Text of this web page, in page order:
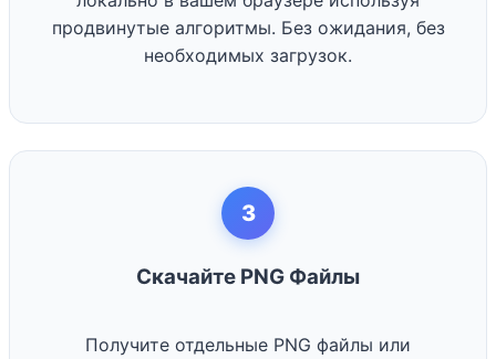
продвинутые алгоритмы. Без ожидания, без
необходимых загрузок.
3
Скачайте PNG Файлы
Получите отдельные PNG файлы или